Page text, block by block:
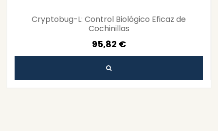
Cryptobug-L: Control Biológico Eficaz de
Cochinillas
95,82 €